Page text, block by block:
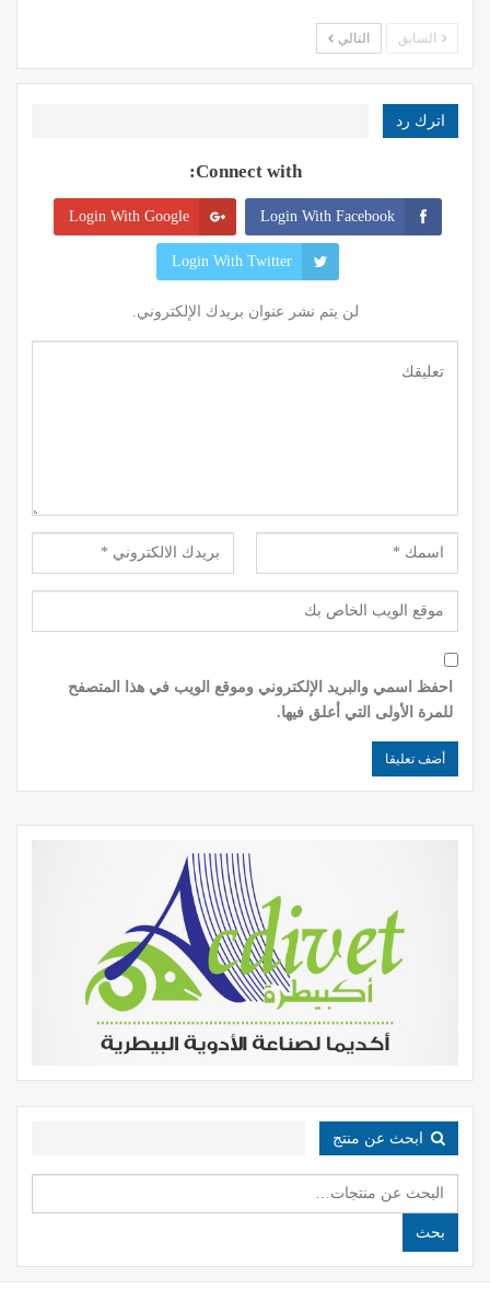
السابق التالي
اترك رد
Connect with:
Login With Facebook
Login With Google
Login With Twitter
لن يتم نشر عنوان بريدك الإلكتروني.
احفظ اسمي والبريد الإلكتروني وموقع الويب في هذا المتصفح
للمرة الأولى التي أعلق فيها.
ابحث عن منتج
البحث
عن:
بحث